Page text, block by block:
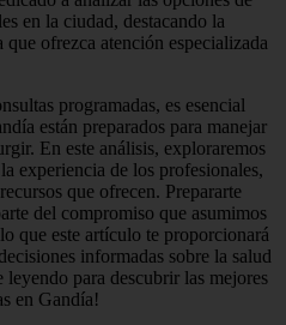
en la ciudad, destacando la
ofrezca atención especializada
programadas, es esencial
están preparados para manejar
En este análisis, exploraremos
experiencia de los profesionales,
que ofrecen. Prepararte
del compromiso que asumimos
que este artículo te proporcionará
informadas sobre la salud
leyendo para descubrir las mejores
en Gandía!